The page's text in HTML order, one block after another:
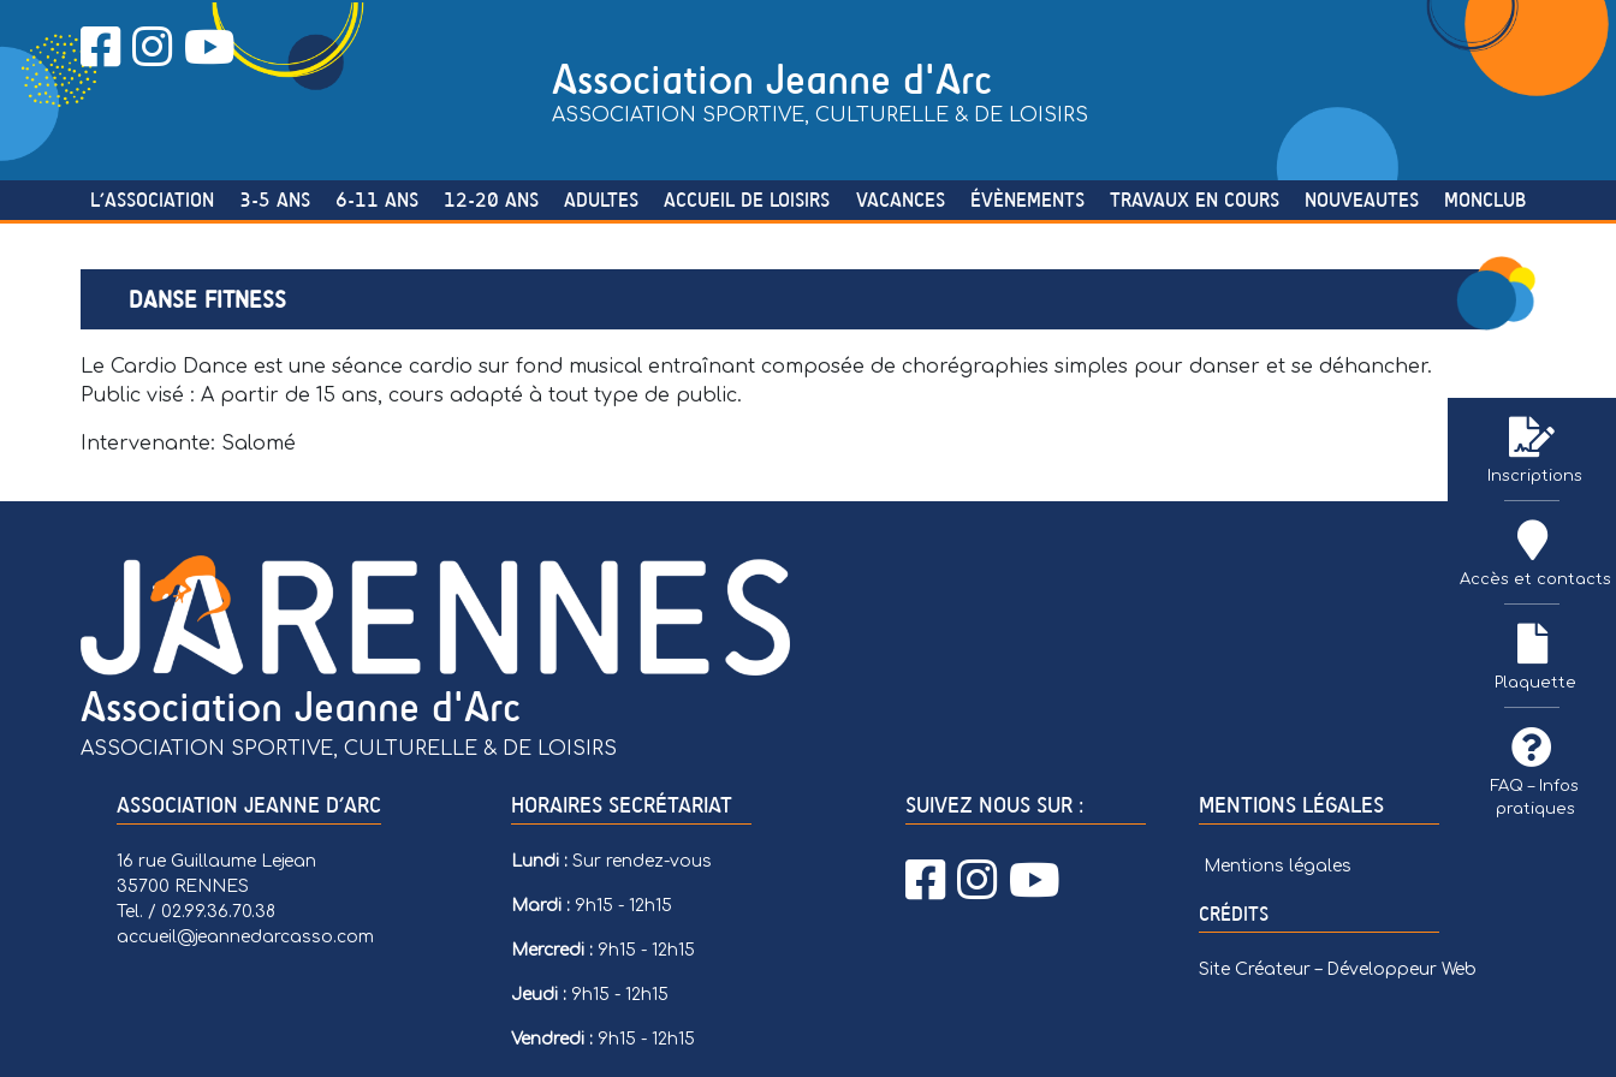
to
content
Association Jeanne d'Arc
ASSOCIATION SPORTIVE, CULTURELLE & DE LOISIRS
L’ASSOCIATION 3-5 ANS 6-11 ANS 12-20 ANS ADULTES ACCUEIL DE LOISIRS VACANCES ÉVÈNEMENTS TRAVAUX EN COURS NOUVEAUTES MONCLUB
DANSE FITNESS
Le Cardio Dance est une séance cardio sur fond musical entraînant composée de chorégraphies simples pour danser et se déhancher.
Public visé : A partir de 15 ans, cours adapté à tout type de public.
Intervenante: Salomé
Inscriptions
Accès et contacts
Plaquette
FAQ – Infos
pratiques
Association Jeanne d'Arc
ASSOCIATION SPORTIVE, CULTURELLE & DE LOISIRS
ASSOCIATION JEANNE D’ARC
16 rue Guillaume Lejean
35700 RENNES
Tel. / 02.99.36.70.38
accueil@jeannedarcasso.com
HORAIRES SECRÉTARIAT
Lundi : Sur rendez-vous
Mardi : 9h15 - 12h15
Mercredi : 9h15 - 12h15
Jeudi : 9h15 - 12h15
Vendredi : 9h15 - 12h15
SUIVEZ NOUS SUR : MENTIONS LÉGALES
Mentions légales
CRÉDITS
Site Créateur – Développeur Web